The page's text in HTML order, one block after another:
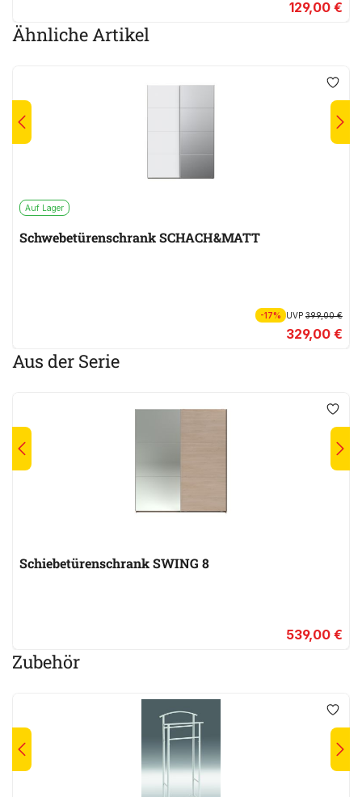
129,00 €
Ähnliche Artikel
Auf Lager
Schwebetürenschrank SCHACH&MATT
-17% UVP399,00 €
329,00 €
Aus der Serie
Schiebetürenschrank SWING 8
539,00 €
Zubehör